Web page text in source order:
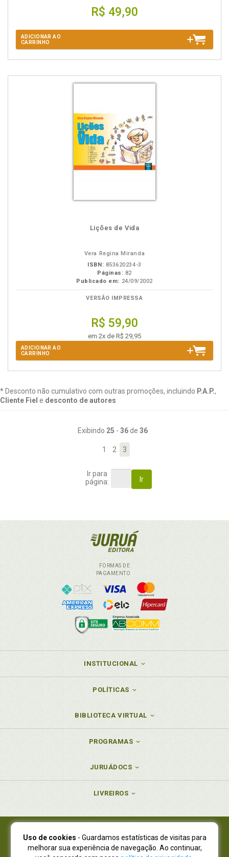
R$ 49,90
ADICIONAR AO
CARRINHO
Lições de Vida
Vera Regina Miranda
ISBN: 853620234-3
Páginas: 82
Publicado em: 24/09/2002
VERSÃO IMPRESSA
R$ 59,90
em 2x de R$ 29,95
ADICIONAR AO
CARRINHO
* Desconto não cumulativo com outras promoções, incluindo P.A.P.,
Cliente Fiel e desconto de autores
Exibindo 25 - 36de 36
1 2 3
Ir para
página:
Ir
FORMAS DE
PAGAMENTO
INSTITUCIONAL
POLÍTICAS
BIBLIOTECA VIRTUAL
PROGRAMAS
JURUÁDOCS
LIVREIROS
Juruá Editora Ltda., CNPJ 77.535.508/0001-19
Juruá Informática Ltda., CNPJ 01.701.561/0001-80
Uso de cookies - Guardamos estatísticas de visitas para
melhorar sua experiência de navegação. Ao continuar,